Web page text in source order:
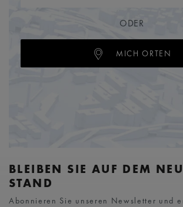
ODER
MICH ORTEN
BLEIBEN SIE AUF DEM
STAND
Abonnieren Sie unseren Newsletter und